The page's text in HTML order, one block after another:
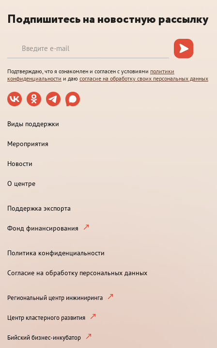
Подпишитесь на новостную рассылку
Подтверждаю, что я ознакомлен и согласен с условиями политики
конфиденциальности и даю согласие на обработку своих персональных данных
Виды поддержки
Мероприятия
Новости
О центре
Поддержка экспорта
Фонд финансирования
Политика конфиденциальности
Согласие на обработку персональных данных
Региональный центр инжиниринга
Центр кластерного развития
Бийский бизнес-инкубатор